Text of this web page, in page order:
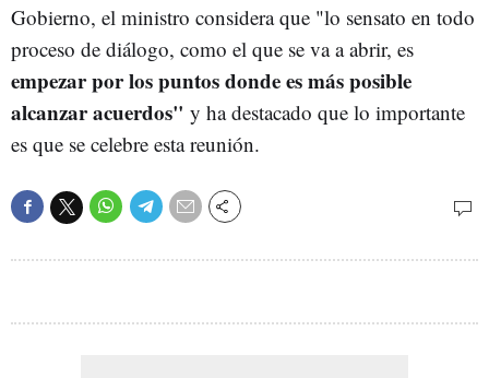
Gobierno, el ministro considera que "lo sensato en todo
proceso de diálogo, como el que se va a abrir, es
empezar por los puntos donde es más posible
alcanzar acuerdos" y ha destacado que lo importante
es que se celebre esta reunión.